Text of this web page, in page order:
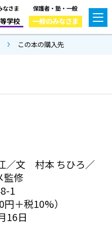
なさま
学校
保護者・塾・一般
一般のみなさま
この本の購入先
／文 村本 ちひろ／
監修
1
＋税10%）
16日